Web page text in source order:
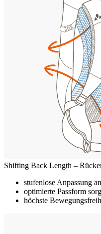
Shifting Back Length –
stufenlose Anpassung
optimierte Passform
höchste